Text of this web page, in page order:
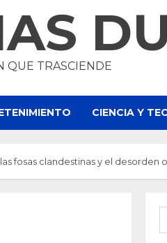
QUE TRASCIENDE
CIENCIA Y
fosas clandestinas y el desorden